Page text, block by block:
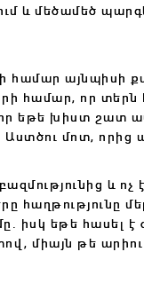
և մեծամեծ
այնպիսի
որ տերն է
եթե խիստ շատ
մոտ, որից
և ոչ
հաղթությունը
իսկ եթե հասել
միայն թե